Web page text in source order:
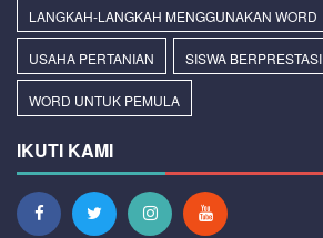
LANGKAH-LANGKAH MENGGUNAKAN WORD
USAHA PERTANIAN SISWA BERPRESTASI
WORD UNTUK PEMULA
IKUTI KAMI